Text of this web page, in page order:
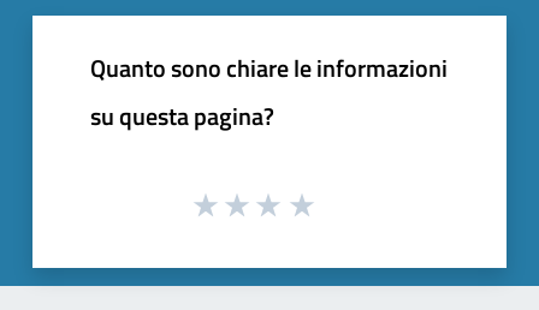
Quanto sono chiare le informazioni
su questa pagina?